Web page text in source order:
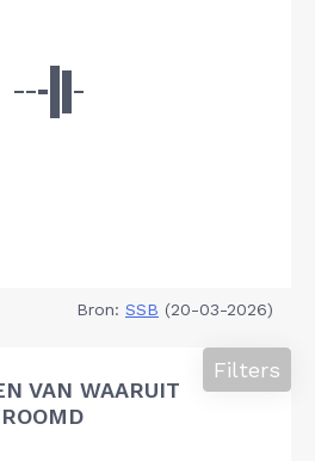
Bron: SSB (20-03-2026)
VAN WAARUIT
Filters